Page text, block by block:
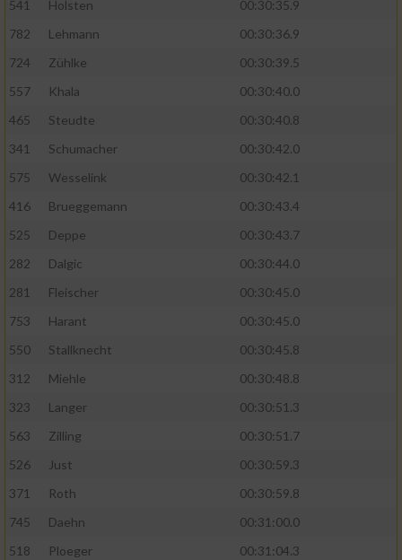
541
Holsten
00:30:35.9
782
Lehmann
00:30:36.9
724
Zühlke
00:30:39.5
557
Khala
00:30:40.0
465
Steudte
00:30:40.8
341
Schumacher
00:30:42.0
575
Wesselink
00:30:42.1
416
Brueggemann
00:30:43.4
525
Deppe
00:30:43.7
282
Dalgic
00:30:44.0
281
Fleischer
00:30:45.0
753
Harant
00:30:45.0
550
Stallknecht
00:30:45.8
312
Miehle
00:30:48.8
323
Langer
00:30:51.3
563
Zilling
00:30:51.7
526
Just
00:30:59.3
371
Roth
00:30:59.8
745
Daehn
00:31:00.0
518
Ploeger
00:31:04.3